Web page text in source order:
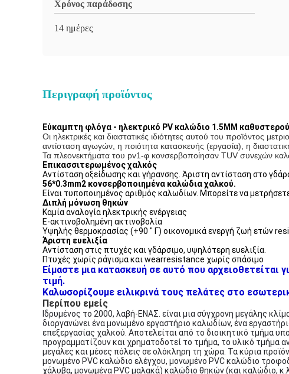
Χρόνος παράδοσης
14 ημέρες
Περιγραφή προϊόντος
Εύκαμπτη φλόγα - ηλεκτρικό PV καλώδιο 1.5MM
Οι ηλεκτρικές και διαστατικές ιδιότητες αυτού του προϊόντος
αντίσταση αγωγών, η ποιότητα κατασκευής (εργασία), η
Τα πλεονεκτήματα του pv1-φ κονσερβοποίησαν TUV συνεχών
Επικασσιτερωμένος χαλκός
Αντίσταση οξείδωσης και γήρανσης. Άριστη αντίσταση στο
56*0.3mm2 κονσερβοποιημένα καλώδια χαλκού.
Είναι τυποποιημένος αριθμός καλωδίων. Μπορείτε να
Διπλή μόνωση θηκών
Καμία αναλογία ηλεκτρικής ενέργειας
Ε-ακτινοβολημένη ακτινοβολία
Υψηλής θερμοκρασίας (+90 " Γ) οικονομικά ενεργή ζωή ετών
Άριστη ευελιξία
Αντίσταση στις πτυχές και γδάρσιμο, υψηλότερη ευελιξία.
Πτυχές χωρίς ράγισμα και wearresistance χωρίς σπάσιμο
Είμαστε μια κατασκευή σε αυτό που
τιμή.
Καλωσορίζουμε ειλικρινά τους πελάτες στο
Περίπου εμείς
Ιδρυμένος το 2000, λαβή-ΕΝΑΣ. είναι μια σύγχρονη μεγάλης
διοργανώνει ένα μονωμένο εργαστήριο καλωδίων, ένα
επεξεργασίας χαλκού. Αποτελείται από το διοικητικό τμήμα
προγραμματίζουν και χρηματοδοτεί το τμήμα, το υλικό τμήμα
μεγάλες και μέσες πόλεις σε ολόκληρη τη χώρα. Τα κύρια
μονωμένο PVC καλώδιο ελέγχου, μονωμένο PVC καλώδιο
χάλυβα, μονωμένα PVC μαλακά) καλώδιο θηκών (και καλώδιο,